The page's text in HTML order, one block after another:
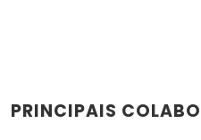
PRINCIPAIS